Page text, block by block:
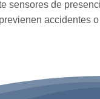
sensores de
accidentes